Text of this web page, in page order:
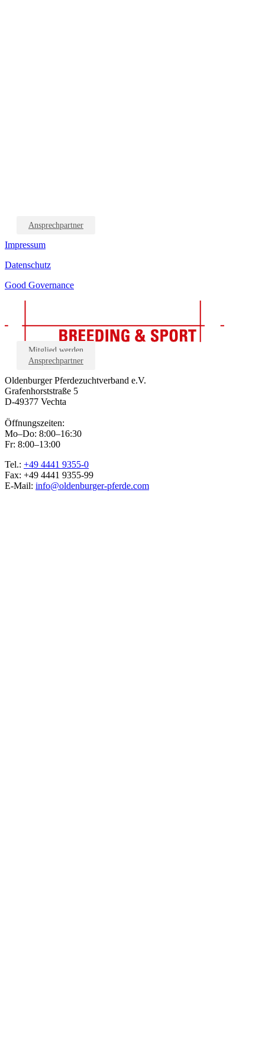
Ansprechpartner
Impressum
Datenschutz
Good Governance
Mitglied werden
Ansprechpartner
Oldenburger Pferdezuchtverband e.V.
Grafenhorststraße 5
D-49377 Vechta
Öffnungszeiten:
Mo–Do: 8:00–16:30
Fr: 8:00–13:00
Tel.: +49 4441 9355-0
Fax: +49 4441 9355-99
E-Mail: info@oldenburger-pferde.com